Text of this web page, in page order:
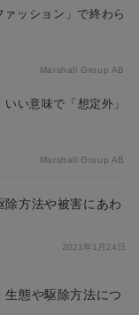
ッション」で終わら
Marshall Group AB
い意味で「想定外」
Marshall Group AB
除方法や被害にあわ
2021年1月24日
生態や駆除方法につ